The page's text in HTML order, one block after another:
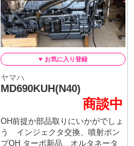
ヤマハ
MD690KUH(N40)
商談中
OH前提か部品取りにいかがでしょ
う インジェクタ交換、噴射ポン
プOH ターボ新品、オルタネータ